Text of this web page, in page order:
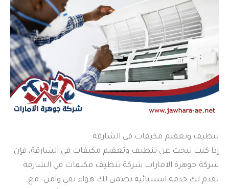
تنظيف وتعقيم مكيفات في الشارقة
إذا كنت تبحث عن تنظيف وتعقيم مكيفات في الشارقة، فإن
شركة جوهرة الامارات شركة تنظيف مكيفات في الشارقة
تقدم لك خدمة استثنائية تضمن لك هواء نقي وآمن. مع